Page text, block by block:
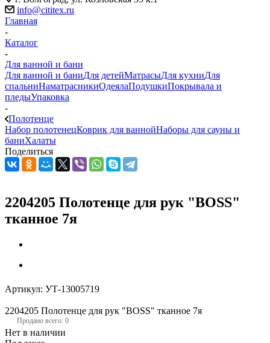
info@cititex.ru
Главная
-
Каталог
-
Для ванной и бани
Для ванной и баниДля детейМатрасыДля кухниДля
спальниНаматрасникиОдеялаПодушкиПокрывала и
пледыУпаковка
-
Полотенце
Набор полотенецКоврик для ваннойНаборы для сауны и
баниХалаты
Поделиться
2204205 Полотенце для рук "BOSS"
тканное 7я
Артикул: УТ-13005719
2204205 Полотенце для рук "BOSS" тканное 7я
Продано всего: 0
Нет в наличии